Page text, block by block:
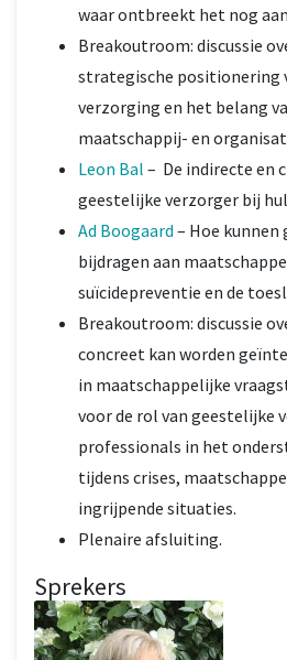
waar ontbreekt het nog
Breakoutroom: discussie
strategische positionering
verzorging en het belang
maatschappij- en
Leon Bal – De indirecte en
geestelijke verzorger bij
Ad Boogaard – Hoe
bijdragen aan
suïcidepreventie en de
Breakoutroom: discussie
concreet kan worden
in maatschappelijke
voor de rol van geestelijke
professionals in het
tijdens crises,
ingrijpende situaties.
Plenaire afsluiting.
Sprekers